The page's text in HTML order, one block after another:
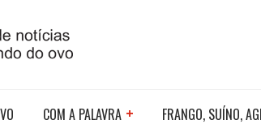
COM A PALAVRA FRANGO, SUÍNO,